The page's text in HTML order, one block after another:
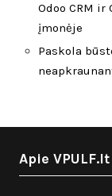
Odoo CRM
įmonėje
Paskola
Apie VPULF.lt